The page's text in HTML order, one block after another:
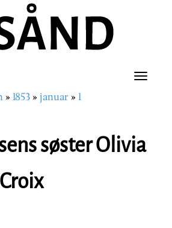
Toggle
1853 januar 1
søster Olivia